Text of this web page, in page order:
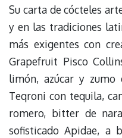
Su carta de cócteles
y en las tradiciones
más exigentes con
Grapefruit Pisco
limón, azúcar y zumo
Teqroni con tequila,
romero, bitter de
sofisticado Apidae, a